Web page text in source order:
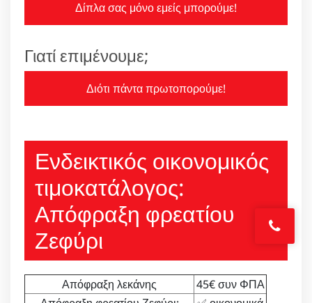
Δίπλα σας μόνο εμείς μπορούμε!
Γιατί επιμένουμε;
Διότι πάντα πρωτοπορούμε!
Ενδεικτικός οικονομικός
τιμοκατάλογος:
Απόφραξη φρεατίου
Ζεφύρι
Απόφραξη λεκάνης
45€ συν ΦΠΑ